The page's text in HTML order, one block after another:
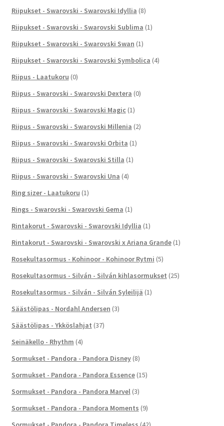
Riipukset - Swarovski - Swarovski Idyllia (8)
Riipukset - Swarovski - Swarovski Sublima (1)
Riipukset - Swarovski - Swarovski Swan (1)
Riipukset - Swarovski - Swarovski Symbolica (4)
Riipus - Laatukoru (0)
Riipus - Swarovski - Swarovski Dextera (0)
Riipus - Swarovski - Swarovski Magic (1)
Riipus - Swarovski - Swarovski Millenia (2)
Riipus - Swarovski - Swarovski Orbita (1)
Riipus - Swarovski - Swarovski Stilla (1)
Riipus - Swarovski - Swarovski Una (4)
Ring sizer - Laatukoru (1)
Rings - Swarovski - Swarovski Gema (1)
Rintakorut - Swarovski - Swarovski Idyllia (1)
Rintakorut - Swarovski - Swarovski x Ariana Grande (1)
Rosekultasormus - Kohinoor - Kohinoor Rytmi (5)
Rosekultasormus - Silván - Silván kihlasormukset (25)
Rosekultasormus - Silván - Silván Syleilijä (1)
Säästölipas - Nordahl Andersen (3)
Säästölipas - Ykköslahjat (37)
Seinäkello - Rhythm (4)
Sormukset - Pandora - Pandora Disney (8)
Sormukset - Pandora - Pandora Essence (15)
Sormukset - Pandora - Pandora Marvel (3)
Sormukset - Pandora - Pandora Moments (9)